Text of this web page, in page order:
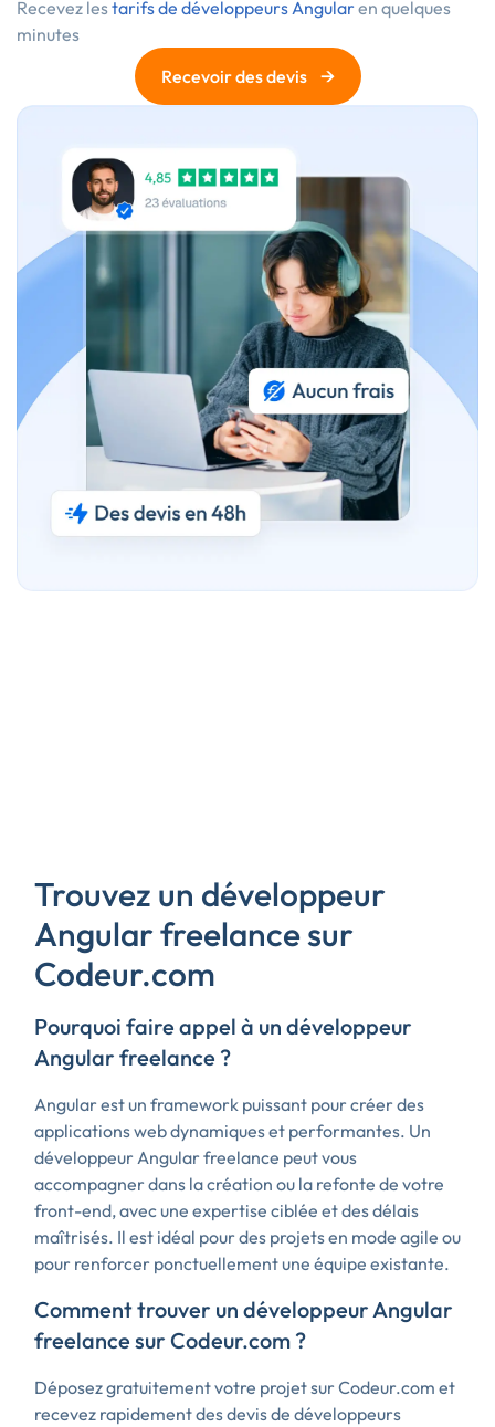
Recevez lestarifs de développeurs Angularen quelques
minutes
Recevoir des devis
→
Trouvez un développeur
Angular freelance sur
Codeur.com
Pourquoi faire appel à un développeur
Angular freelance ?
Angular est un framework puissant pour créer des
applications web dynamiques et performantes. Un
développeur Angular freelance peut vous
accompagner dans la création ou la refonte de votre
front-end, avec une expertise ciblée et des délais
maîtrisés. Il est idéal pour des projets en mode agile ou
pour renforcer ponctuellement une équipe existante.
Comment trouver un développeur Angular
freelance sur Codeur.com ?
Déposez gratuitement votre projet sur Codeur.com et
recevez rapidement des devis de développeurs